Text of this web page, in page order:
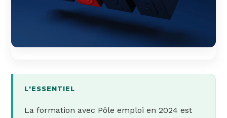
L'ESSENTIEL
La formation avec Pôle emploi en 2024 est